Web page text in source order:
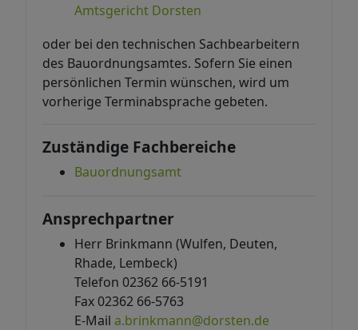
Amtsgericht Dorsten
oder bei den technischen Sachbearbeitern
des Bauordnungsamtes. Sofern Sie einen
persönlichen Termin wünschen, wird um
vorherige Terminabsprache gebeten.
Zuständige Fachbereiche
Bauordnungsamt
Ansprechpartner
Herr Brinkmann (Wulfen, Deuten,
Rhade, Lembeck)
Telefon 02362 66-5191
Fax 02362 66-5763
E-Mail a.brinkmann@dorsten.de